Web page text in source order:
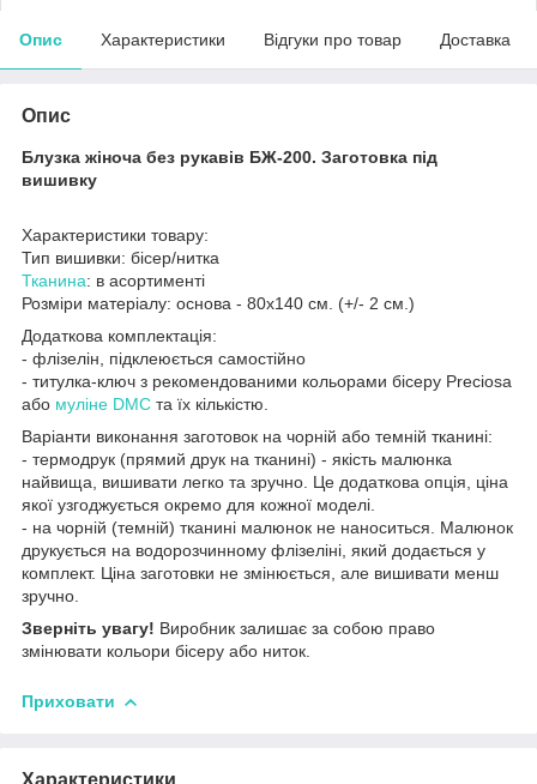
Опис Характеристики Відгуки про товар Доставка
Опис
Блузка жіноча без рукавів БЖ-200. Заготовка під
вишивку
Характеристики товару:
Тип вишивки: бісер/нитка
Тканина: в асортименті
Розміри матеріалу: основа - 80х140 см. (+/- 2 см.)
Додаткова комплектація:
- флізелін, підклеюється самостійно
- титулка-ключ з рекомендованими кольорами бісеру Preciosa
або муліне DMC та їх кількістю.
Варіанти виконання заготовок на чорній або темній тканині:
- термодрук (прямий друк на тканині) - якість малюнка
найвища, вишивати легко та зручно. Це додаткова опція, ціна
якої узгоджується окремо для кожної моделі.
- на чорній (темній) тканині малюнок не наноситься. Малюнок
друкується на водорозчинному флізеліні, який додається у
комплект. Ціна заготовки не змінюється, але вишивати менш
зручно.
Зверніть увагу! Виробник залишає за собою право
змінювати кольори бісеру або ниток.
Приховати
Характеристики